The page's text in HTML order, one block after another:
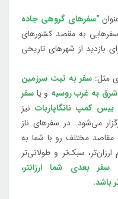
"سفرهای گروهی جاده
سفرهایی به مقصد کشورهای
بازدید از شهرهای تاریخی
مثل:سفر به تبت سرزمین
شرق به غرب روسیه و یا سفر
کمپ نانگاپاربات نیز
می‌شود. در سفرهای ناز
مقاصد مختلف رو با شما به
سبک‌تر و طولانی‌تر
بعدی شما ارزانتر،